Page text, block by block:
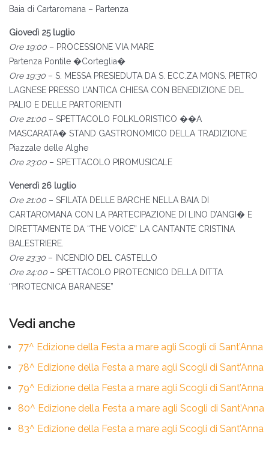
Baia di Cartaromana – Partenza
Giovedì 25 luglio
Ore 19:00 – PROCESSIONE VIA MARE
Partenza Pontile �Corteglia�
Ore 19:30 – S. MESSA PRESIEDUTA DA S. ECC.ZA MONS. PIETRO
LAGNESE PRESSO L’ANTICA CHIESA CON BENEDIZIONE DEL
PALIO E DELLE PARTORIENTI
Ore 21:00 – SPETTACOLO FOLKLORISTICO ��A
MASCARATA� STAND GASTRONOMICO DELLA TRADIZIONE
Piazzale delle Alghe
Ore 23:00 – SPETTACOLO PIROMUSICALE
Venerdì 26 luglio
Ore 21:00 – SFILATA DELLE BARCHE NELLA BAIA DI
CARTAROMANA CON LA PARTECIPAZIONE DI LINO D’ANGI� E
DIRETTAMENTE DA “THE VOICE” LA CANTANTE CRISTINA
BALESTRIERE.
Ore 23:30 – INCENDIO DEL CASTELLO
Ore 24:00 – SPETTACOLO PIROTECNICO DELLA DITTA
“PIROTECNICA BARANESE”
77^ Edizione della Festa a mare agli Scogli di Sant’Anna
78^ Edizione della Festa a mare agli Scogli di Sant’Anna
79^ Edizione della Festa a mare agli Scogli di Sant’Anna
80^ Edizione della Festa a mare agli Scogli di Sant’Anna
83^ Edizione della Festa a mare agli Scogli di Sant’Anna